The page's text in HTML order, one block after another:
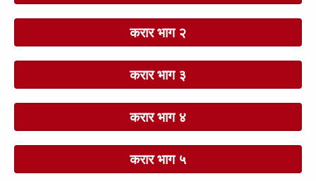
करार भाग २
करार भाग ३
करार भाग ४
करार भाग ५